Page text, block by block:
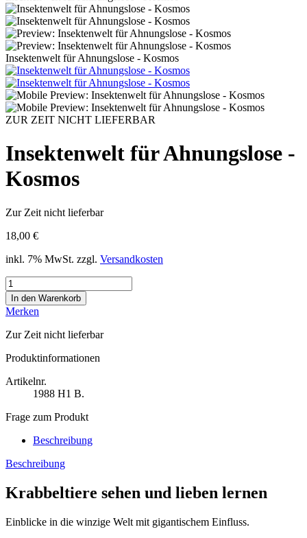
Insektenwelt für Ahnungslose - Kosmos
ZUR ZEIT NICHT LIEFERBAR
Insektenwelt für Ahnungslose -
Kosmos
Zur Zeit nicht lieferbar
18,00 €
inkl. 7% MwSt. zzgl. Versandkosten
Merken
Zur Zeit nicht lieferbar
Produktinformationen
Artikelnr.
1988 H1 B.
Frage zum Produkt
Beschreibung
Beschreibung
Krabbeltiere sehen und lieben lernen
Einblicke in die winzige Welt mit gigantischem Einfluss.